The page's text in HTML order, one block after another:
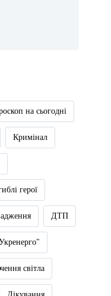
на сьогодні
Кримінал
герої
ДТП
світла